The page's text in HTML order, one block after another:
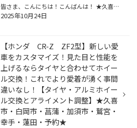
皆さま、こんにちは！こんばんは！ ★久喜警察と久喜インターの間にあるタイヤ館久喜です★ いつも当店WEBをご覧いただきありがとうございます！ 今日はホイール関連のご紹介です。 気になったらアルミホイールの展示も御座いますので、是非見に来て下さいね(^^♪ ーーーーーーーーーーーー▼タイヤ館か...
2025年10月24日
【ホンダ CR-Z ZF2型】新しい愛
車をカスタマイズ！見た目と性能を
上げるならタイヤと合わせてホイー
ル交換！これでより愛着が湧く事間
違いなし！【タイヤ・アルミホイー
ル交換とアライメント調整】★久喜
市・白岡市・菖蒲・加須市・鷲宮・
幸手・蓮田・予約★